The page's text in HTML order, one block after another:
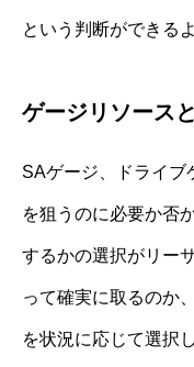
という判断ができる
ゲージリソース
SAゲージ、ドライブ
を狙うのに必要か否
するかの選択がリー
って確実に取るのか
を状況に応じて選択